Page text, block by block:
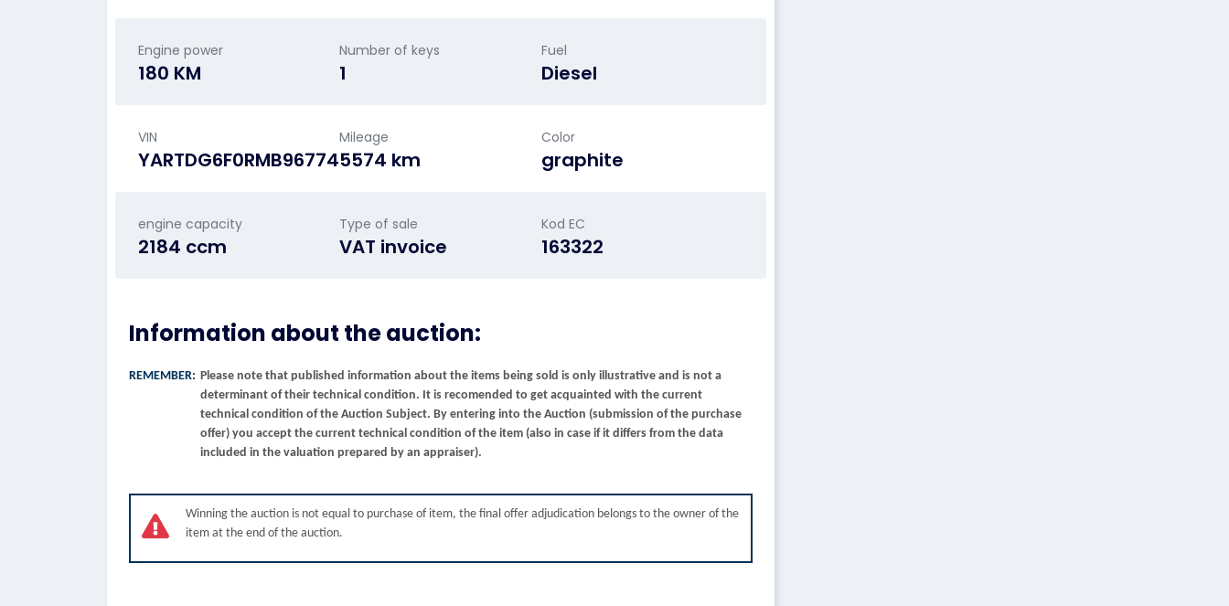
Engine power
180 KM
Number of keys
1
Fuel
Diesel
VIN
YARTDG6F0RMB96774
Mileage
5574 km
Color
graphite
engine capacity
2184 ccm
Type of sale
VAT invoice
Kod EC
163322
Information about the auction:
REMEMBER: Please note that published information about the items being sold is only illustrative and is not a
determinant of their technical condition. It is recomended to get acquainted with the current
technical condition of the Auction Subject. By entering into the Auction (submission of the purchase
offer) you accept the current technical condition of the item (also in case if it differs from the data
included in the valuation prepared by an appraiser).
Winning the auction is not equal to purchase of item, the final offer adjudication belongs to the owner of the
item at the end of the auction.